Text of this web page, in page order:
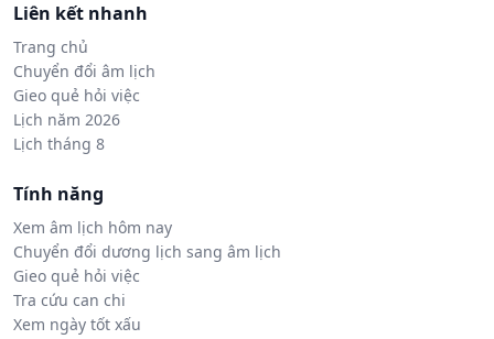
Liên kết nhanh
Trang chủ
Chuyển đổi âm lịch
Gieo quẻ hỏi việc
Lịch năm 2026
Lịch tháng 8
Tính năng
Xem âm lịch hôm nay
Chuyển đổi dương lịch sang âm lịch
Gieo quẻ hỏi việc
Tra cứu can chi
Xem ngày tốt xấu